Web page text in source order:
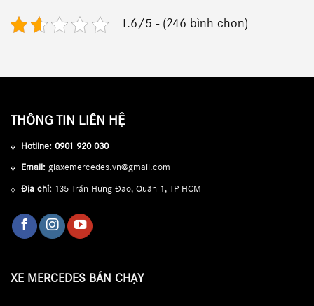
1.6/5 - (246 bình chọn)
THÔNG TIN LIÊN HỆ
Hotline: 0901 920 030
Email: giaxemercedes.vn@gmail.com
Địa chỉ: 135 Trần Hưng Đạo, Quận 1, TP HCM
XE MERCEDES BÁN CHẠY